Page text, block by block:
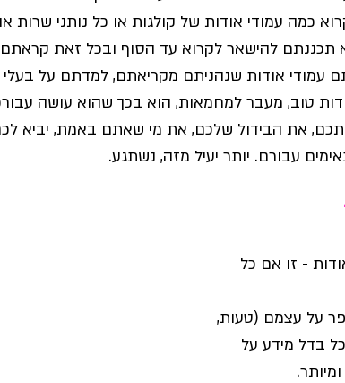
כמה עמודי אודות של קולגות או כל נותני שרות
להישאר לקרוא עד הסוף ובכל זאת
עמודי אודות שנהניתם מקריאתם, למדתם על
טוב, מעבר למחמאות, הוא בכך שהוא עושה
את הבידול שלכם, את מי שאתם באמת, יביא
עבורם. יותר יעיל מזה, נשתגע.
- זו אם כל
על עצמם (טעות,
בדל מידע על